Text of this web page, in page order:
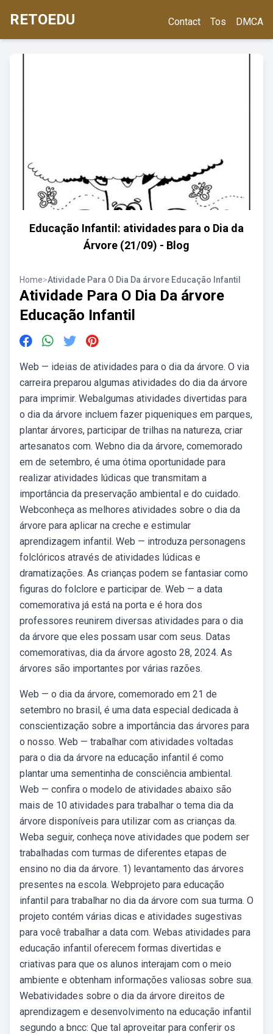
RETOEDU Contact Tos DMCA
Educação Infantil: atividades para o Dia da
Árvore (21/09) - Blog
Home>Atividade Para O Dia Da árvore Educação Infantil
Atividade Para O Dia Da árvore
Educação Infantil
Web — ideias de atividades para o dia da árvore. O via
carreira preparou algumas atividades do dia da árvore
para imprimir. Webalgumas atividades divertidas para
o dia da árvore incluem fazer piqueniques em parques,
plantar árvores, participar de trilhas na natureza, criar
artesanatos com. Webno dia da árvore, comemorado
em de setembro, é uma ótima oportunidade para
realizar atividades lúdicas que transmitam a
importância da preservação ambiental e do cuidado.
Webconheça as melhores atividades sobre o dia da
árvore para aplicar na creche e estimular
aprendizagem infantil. Web — introduza personagens
folclóricos através de atividades lúdicas e
dramatizações. As crianças podem se fantasiar como
figuras do folclore e participar de. Web — a data
comemorativa já está na porta e é hora dos
professores reunirem diversas atividades para o dia
da árvore que eles possam usar com seus. Datas
comemorativas, dia da árvore agosto 28, 2024. As
árvores são importantes por várias razões.
Web — o dia da árvore, comemorado em 21 de
setembro no brasil, é uma data especial dedicada à
conscientização sobre a importância das árvores para
o nosso. Web — trabalhar com atividades voltadas
para o dia da árvore na educação infantil é como
plantar uma sementinha de consciência ambiental.
Web — confira o modelo de atividades abaixo são
mais de 10 atividades para trabalhar o tema dia da
árvore disponíveis para utilizar com as crianças da.
Weba seguir, conheça nove atividades que podem ser
trabalhadas com turmas de diferentes etapas de
ensino no dia da árvore. 1) levantamento das árvores
presentes na escola. Webprojeto para educação
infantil para trabalhar no dia da árvore com sua turma. O
projeto contém várias dicas e atividades sugestivas
para você trabalhar a data com. Webas atividades para
educação infantil oferecem formas divertidas e
criativas para que os alunos interajam com o meio
ambiente e obtenham informações valiosas sobre sua.
Webatividades sobre o dia da árvore direitos de
aprendizagem e desenvolvimento na educação infantil
segundo a bncc: Que tal aproveitar para conferir os